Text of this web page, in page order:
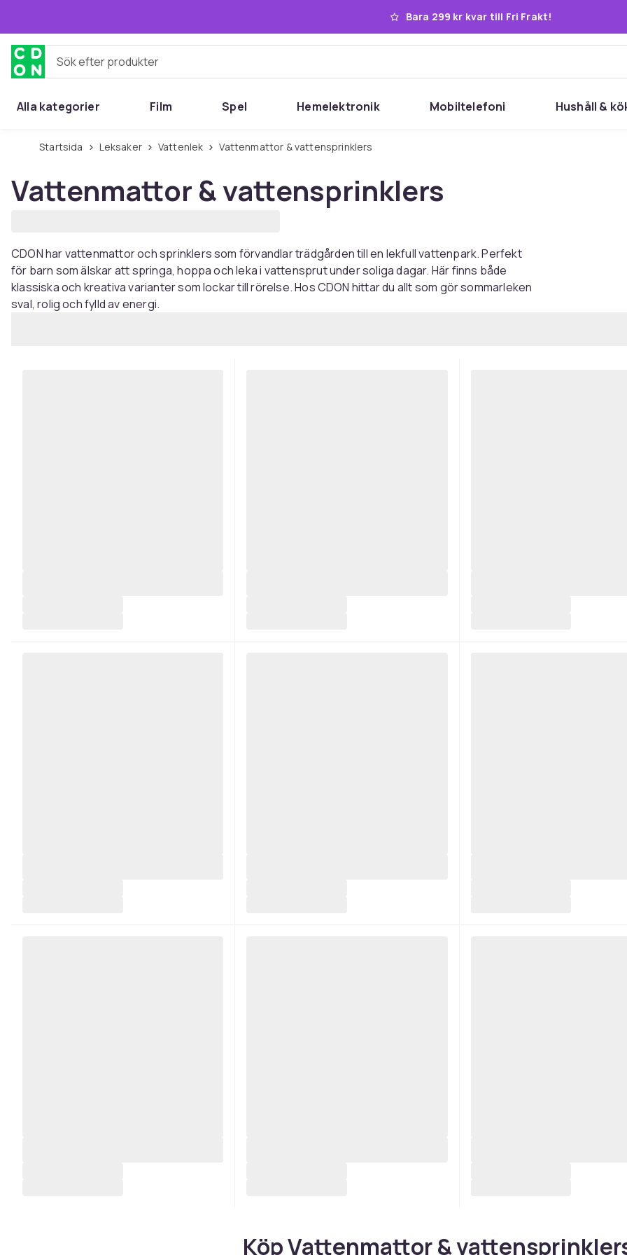
Bara 299 kr kvar till Fri Frakt!
Sök efter produkter
Alla kategorier Film Spel Hemelektronik Mobiltelefoni Hushåll &
Startsida Leksaker Vattenlek Vattenmattor & vattensprinklers
Vattenmattor & vattensprinklers
CDON har vattenmattor och sprinklers som förvandlar trädgården till en lekfull vattenpark. Perfekt
för barn som älskar att springa, hoppa och leka i vattensprut under soliga dagar. Här finns både
klassiska och kreativa varianter som lockar till rörelse. Hos CDON hittar du allt som gör sommarleken
sval, rolig och fylld av energi.
Köp Vattenmattor &